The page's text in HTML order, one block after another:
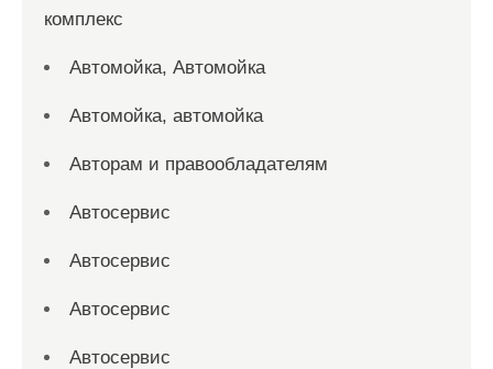
комплекс
Автомойка, Автомойка
Автомойка, автомойка
Авторам и правообладателям
Автосервис
Автосервис
Автосервис
Автосервис